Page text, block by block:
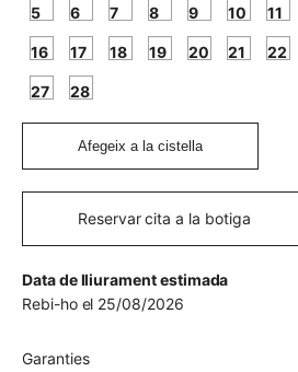
5 6 7 8 9 10 11
16 17 18 19 20 21 22
27 28
Afegeix a la cistella
Reservar cita a la botiga
Data de lliurament estimada
Rebi-ho el 25/08/2026
Garanties